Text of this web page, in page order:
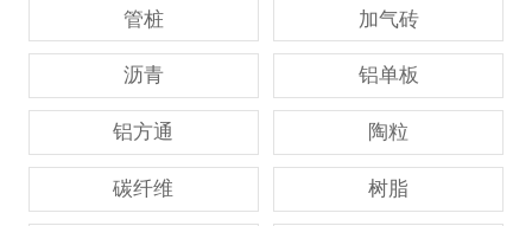
管桩 加气砖
沥青 铝单板
铝方通 陶粒
碳纤维 树脂